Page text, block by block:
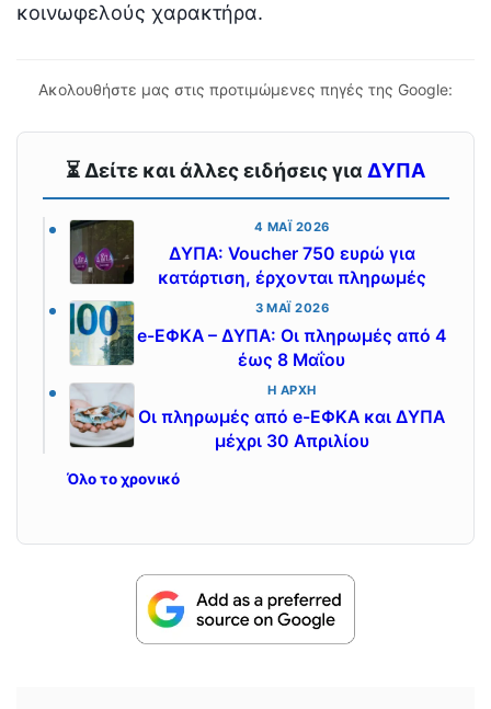
κοινωφελούς χαρακτήρα.
Ακολουθήστε μας στις προτιμώμενες πηγές της Google:
⏳ Δείτε και άλλες ειδήσεις για ΔΥΠΑ
4 ΜΆΙ 2026
ΔΥΠΑ: Voucher 750 ευρώ για
κατάρτιση, έρχονται πληρωμές
3 ΜΆΙ 2026
e-ΕΦΚΑ – ΔΥΠΑ: Οι πληρωμές από 4
έως 8 Μαΐου
Η ΑΡΧΉ
Οι πληρωμές από e-ΕΦΚΑ και ΔΥΠΑ
μέχρι 30 Απριλίου
Όλο το χρονικό